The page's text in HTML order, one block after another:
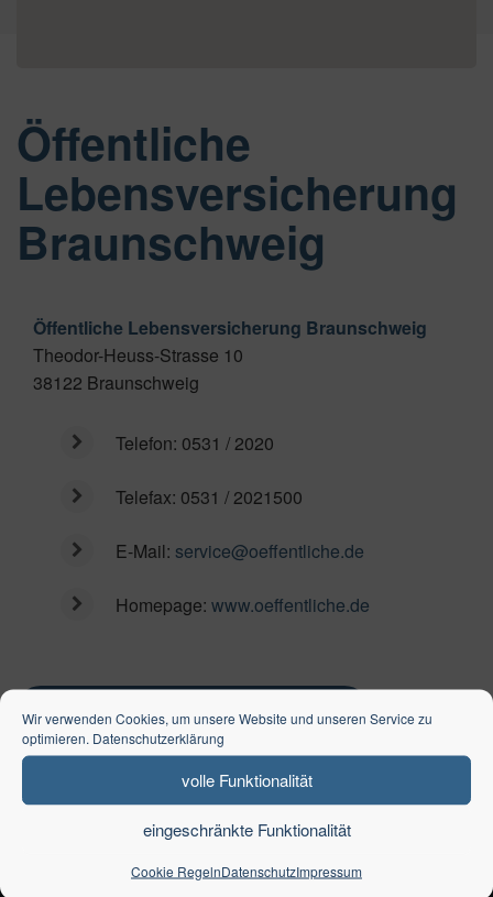
Wir verwenden Cookies, um unsere Website und unseren Service zu
optimieren. Datenschutzerklärung
volle Funktionalität
eingeschränkte Funktionalität
Cookie RegelnDatenschutzImpressum
Öffentliche
Lebensversicherung
Braunschweig
Öffentliche Lebensversicherung Braunschweig
Theodor-Heuss-Strasse 10
38122 Braunschweig
Telefon: 0531 / 2020
Telefax: 0531 / 2021500
E-Mail: service@oeffentliche.de
Homepage: www.oeffentliche.de
Lebensversicherung beleihen
Lebensversicherung verkaufen